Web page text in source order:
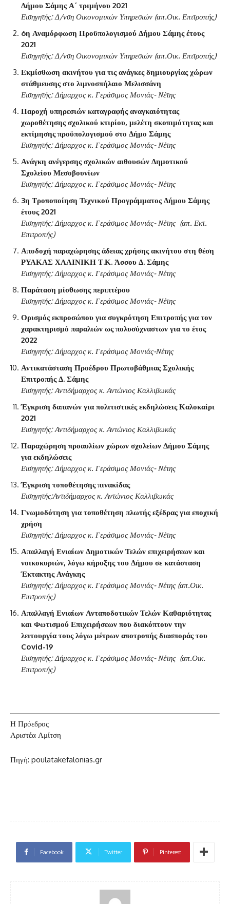
Δήμου Σάμης Α΄ τριμήνου 2021
Εισηγητής: Δ/νση Οικονομικών Υπηρεσιών (απ.Οικ. Επιτροπής)
6η Αναμόρφωση Προϋπολογισμού Δήμου Σάμης έτους
2021
Εισηγητής: Δ/νση Οικονομικών Υπηρεσιών (απ.Οικ. Επιτροπής)
Εκμίσθωση ακινήτου για τις ανάγκες δημιουργίας χώρων
στάθμευσης στο λιμνοσπήλαιο Μελισσάνη
Εισηγητής: Δήμαρχος κ. Γεράσιμος Μονιάς- Νέτης
Παροχή υπηρεσιών καταγραφής αναγκαιότητας
χωροθέτησης σχολικού κτιρίου, μελέτη σκοπιμότητας και
εκτίμησης προϋπολογισμού στο Δήμο Σάμης
Εισηγητής: Δήμαρχος κ. Γεράσιμος Μονιάς- Νέτης
Ανάγκη ανέγερσης σχολικών αιθουσών Δημοτικού
Σχολείου Μεσοβουνίων
Εισηγητής: Δήμαρχος κ. Γεράσιμος Μονιάς- Νέτης
3η Τροποποίηση Τεχνικού Προγράμματος Δήμου Σάμης
έτους 2021
Εισηγητής: Δήμαρχος κ. Γεράσιμος Μονιάς- Νέτης (απ. Εκτ.
Επιτροπής)
Αποδοχή παραχώρησης άδειας χρήσης ακινήτου στη θέση
ΡΥΑΚΑΣ ΧΑΛΙΝΙΚΗ Τ.Κ. Άσσου Δ. Σάμης
Εισηγητής: Δήμαρχος κ. Γεράσιμος Μονιάς- Νέτης
Παράταση μίσθωσης περιπτέρου
Εισηγητής: Δήμαρχος κ. Γεράσιμος Μονιάς- Νέτης
Ορισμός εκπροσώπου για συγκρότηση Επιτροπής για τον
χαρακτηρισμό παραλιών ως πολυσύχναστων για το έτος
2022
Εισηγητής: Δήμαρχος κ. Γεράσιμος Μονιάς-Νέτης
Αντικατάσταση Προέδρου Πρωτοβάθμιας Σχολικής
Επιτροπής Δ. Σάμης
Εισηγητής: Αντιδήμαρχος κ. Αντώνιος Καλλιβωκάς
Έγκριση δαπανών για πολιτιστικές εκδηλώσεις Καλοκαίρι
2021
Εισηγητής: Αντιδήμαρχος κ. Αντώνιος Καλλιβωκάς
Παραχώρηση προαυλίων χώρων σχολείων Δήμου Σάμης
για εκδηλώσεις
Εισηγητής: Δήμαρχος κ. Γεράσιμος Μονιάς- Νέτης
Έγκριση τοποθέτησης πινακίδας
Εισηγητής:Αντιδήμαρχος κ. Αντώνιος Καλλιβωκάς
Γνωμοδότηση για τοποθέτηση πλωτής εξέδρας για εποχική
χρήση
Εισηγητής: Δήμαρχος κ. Γεράσιμος Μονιάς- Νέτης
Απαλλαγή Ενιαίων Δημοτικών Τελών επιχειρήσεων και
νοικοκυριών, λόγω κήρυξης του Δήμου σε κατάσταση
Έκτακτης Ανάγκης
Εισηγητής: Δήμαρχος κ. Γεράσιμος Μονιάς- Νέτης (απ.Οικ.
Επιτροπής)
Απαλλαγή Ενιαίων Ανταποδοτικών Τελών Καθαριότητας
και Φωτισμού Επιχειρήσεων που διακόπτουν την
λειτουργία τους λόγω μέτρων αποτροπής διασποράς του
Covid-19
Εισηγητής: Δήμαρχος κ. Γεράσιμος Μονιάς- Νέτης (απ.Οικ.
Επιτροπής)
Η Πρόεδρος
Αριστέα Αμίτση
Πηγή: poulatakefalonias.gr
Facebook Twitter Pinterest